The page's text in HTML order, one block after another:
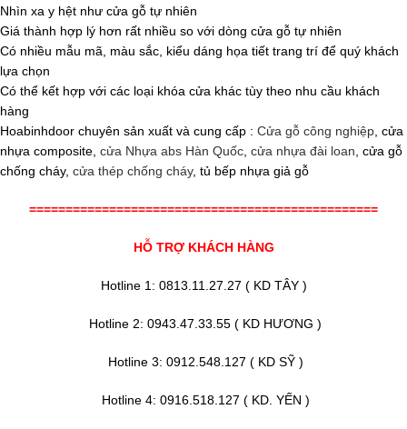
Nhìn xa y hệt như cửa gỗ tự nhiên
Giá thành hợp lý hơn rất nhiều so với dòng cửa gỗ tự nhiên
Có nhiều mẫu mã, màu sắc, kiểu dáng họa tiết trang trí để quý khách
lựa chọn
Có thể kết hợp với các loại khóa cửa khác tùy theo nhu cầu khách
hàng
Hoabinhdoor chuyên sản xuất và cung cấp : Cửa gỗ công nghiệp , cửa
nhựa composite, cửa Nhựa abs Hàn Quốc cửa nhựa đài loan , cửa gỗ
chống cháy, cửa thép chống cháy, tủ bếp nhựa giả gỗ
================================================
HỖ TRỢ KHÁCH HÀNG
Hotline 1: 0813.11.27.27 ( KD TÂY )
Hotline 2: 0943.47.33.55 ( KD HƯƠNG )
Hotline 3: 0912.548.127 ( KD SỸ )
Hotline 4: 0916.518.127 ( KD. YẾN )